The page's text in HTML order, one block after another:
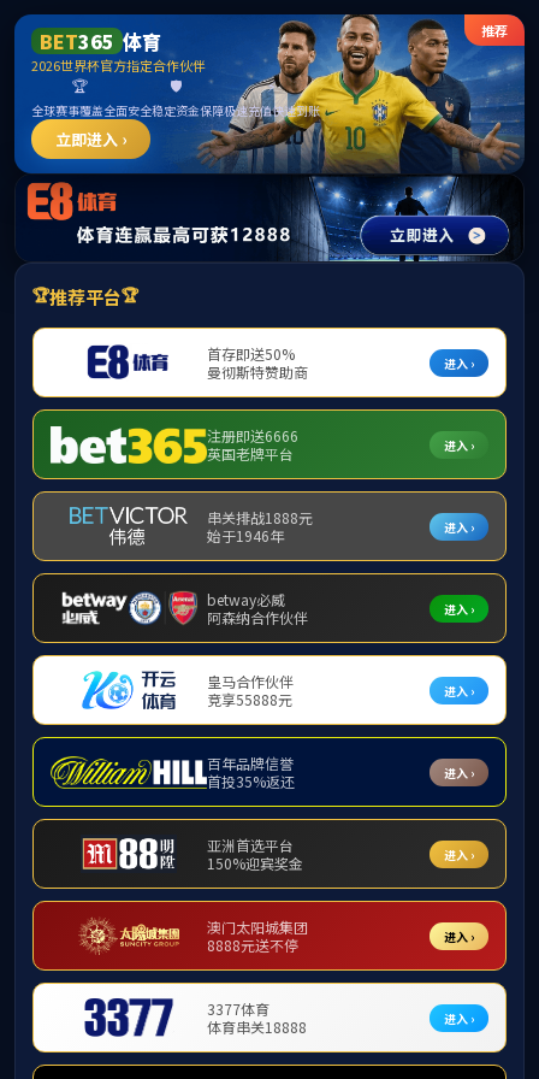
中国·必威(bw·西汉姆联)有限公司-Official
website
提示：访问地址无效，300/http:/289找不到对应的栏目！
首页 关闭此页